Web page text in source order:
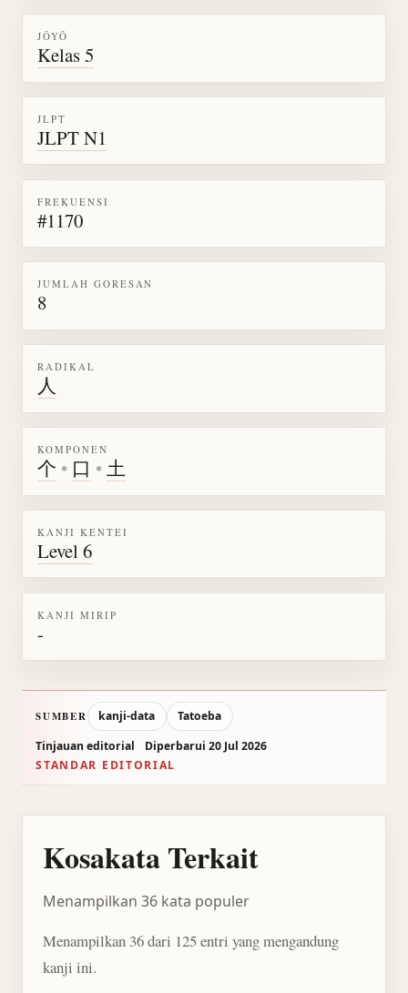
JŌYŌ
Kelas 5
JLPT
JLPT N1
FREKUENSI
#1170
JUMLAH GORESAN
8
RADIKAL
人
KOMPONEN
个 • 口 •土
KANJI KENTEI
Level 6
KANJI MIRIP
-
SUMBER kanji-data
Tatoeba
Tinjauan editorial
Diperbarui 20 Jul 2026
STANDAR EDITORIAL
Kosakata Terkait
Menampilkan 36 kata populer
Menampilkan 36 dari 125 entri yang mengandung
kanji ini.